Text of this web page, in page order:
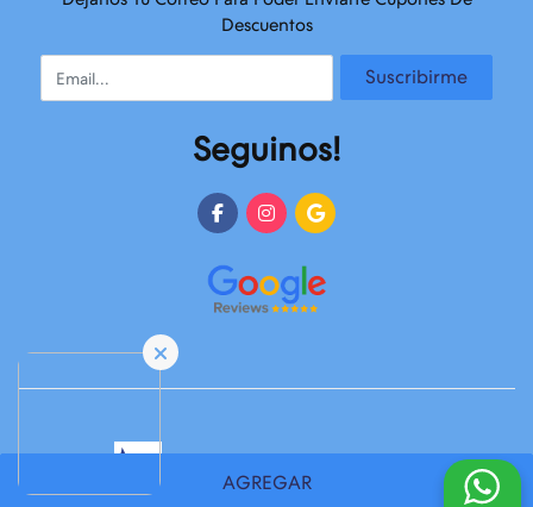
AGREGAR
Descuentos
Email Suscribirme
Seguinos!